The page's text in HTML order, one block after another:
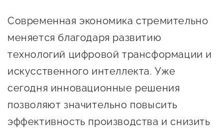
Социальные сети "Мой
Бизнес Югра"
Меры поддержки
поддержки
Современная экономика стремительно
меняется благодаря развитию
технологий цифровой трансформации и
искусственного интеллекта. Уже
сегодня инновационные решения
позволяют значительно повысить
эффективность производства и снизить